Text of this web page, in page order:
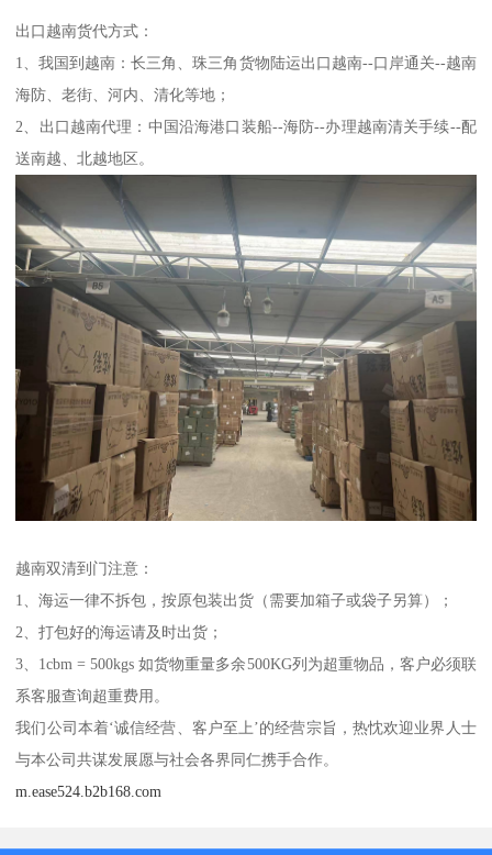
出口越南货代方式：
1、我国到越南：长三角、珠三角货物陆运出口越南--口岸通关--越南
海防、老街、河内、清化等地；
2、出口越南代理：中国沿海港口装船--海防--办理越南清关手续--配
送南越、北越地区。
越南双清到门注意：
1、海运一律不拆包，按原包装出货（需要加箱子或袋子另算）；
2、打包好的海运请及时出货；
3、1cbm = 500kgs 如货物重量多余500KG列为超重物品，客户必须联
系客服查询超重费用。
我们公司本着‘诚信经营、客户至上’的经营宗旨，热忱欢迎业界人士
与本公司共谋发展愿与社会各界同仁携手合作。
m.ease524.b2b168.com